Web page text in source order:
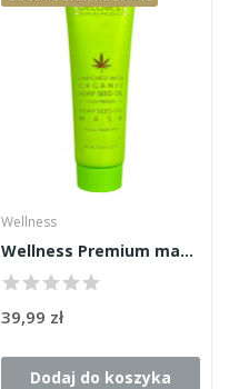
Wellness
Wellness Premium maska 90ml
39,99 zł
Dodaj do koszyka